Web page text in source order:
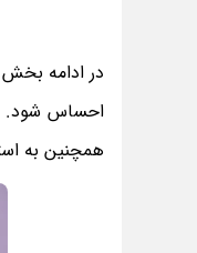
در ادامه
احساس شود.
همچنین به